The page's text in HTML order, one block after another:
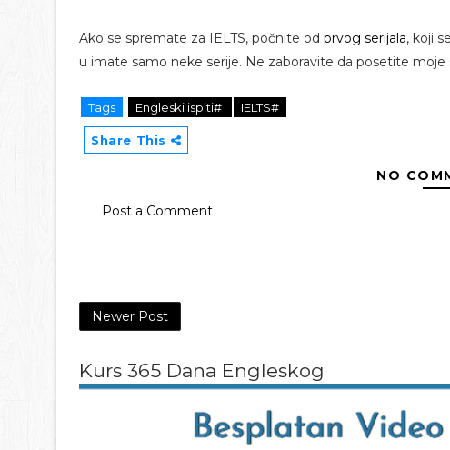
Ako se spremate za IELTS, počnite od prvog serijala, koji
u imate samo neke serije. Ne zaboravite da posetite moje
Tags Engleski ispiti# IELTS#
Share This
NO
Post a Comment
Newer Post
Kurs 365 Dana Engleskog